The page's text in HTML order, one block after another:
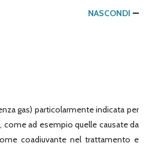
NASCONDI
gas) particolarmente indicata per
ad esempio quelle causate da
coadiuvante nel trattamento e